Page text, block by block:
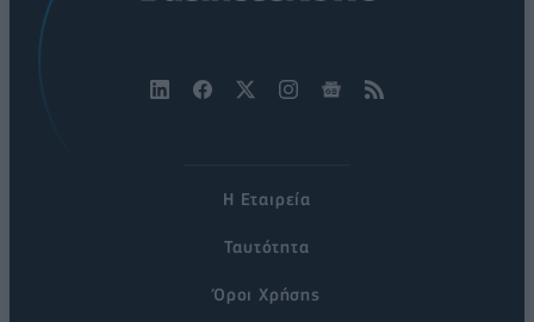
Η Εταιρεία
Ταυτότητα
Όροι Χρήσης